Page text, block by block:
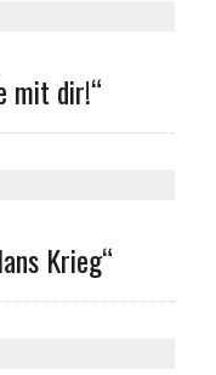
mit dir!“
Krieg“